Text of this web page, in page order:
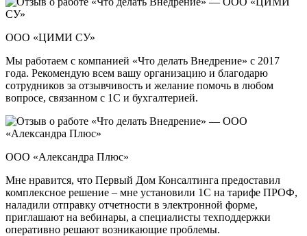
ООО «ЦИМИ СУ»
Мы работаем с компанией «Что делать Внедрение» с 2017
года. Рекомендую всем вашу организацию и благодарю
сотрудников за отзывчивость и желание помочь в любом
вопросе, связанном с 1С и бухгалтерией.
ООО «Александра Плюс»
Мне нравится, что Первый Дом Консалтинга предоставил
комплексное решение – мне установили 1С на тарифе ПРОФ,
наладили отправку отчетности в электронной форме,
приглашают на вебинары, а специалисты техподдержки
оперативно решают возникающие проблемы.